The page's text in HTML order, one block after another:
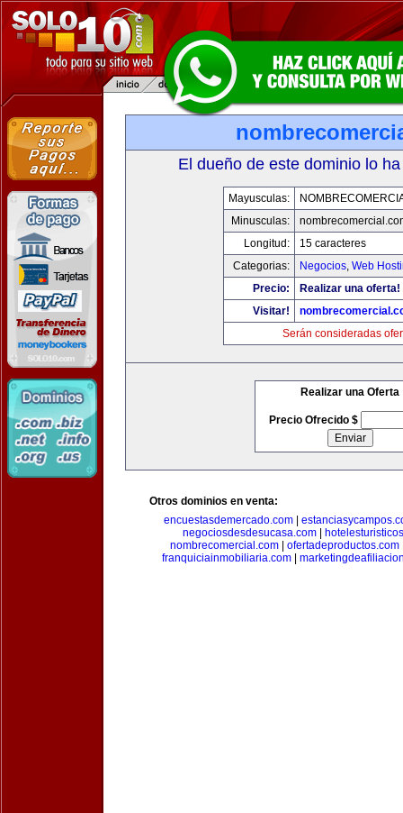
El dueño de este dominio lo
Mayusculas:
Minusculas:
Longitud:
15 caracteres
Categorias:
Negocios, Web
Precio:
Realizar una oferta!
Visitar!
Serán consideradas
Realizar una Oferta
Precio Ofrecido $
Otros dominios en venta:
encuestasdemercado.com
negociosdesdesucasa.com
nombrecomercial.com
ofertadeproductos.com
franquiciainmobiliaria.com